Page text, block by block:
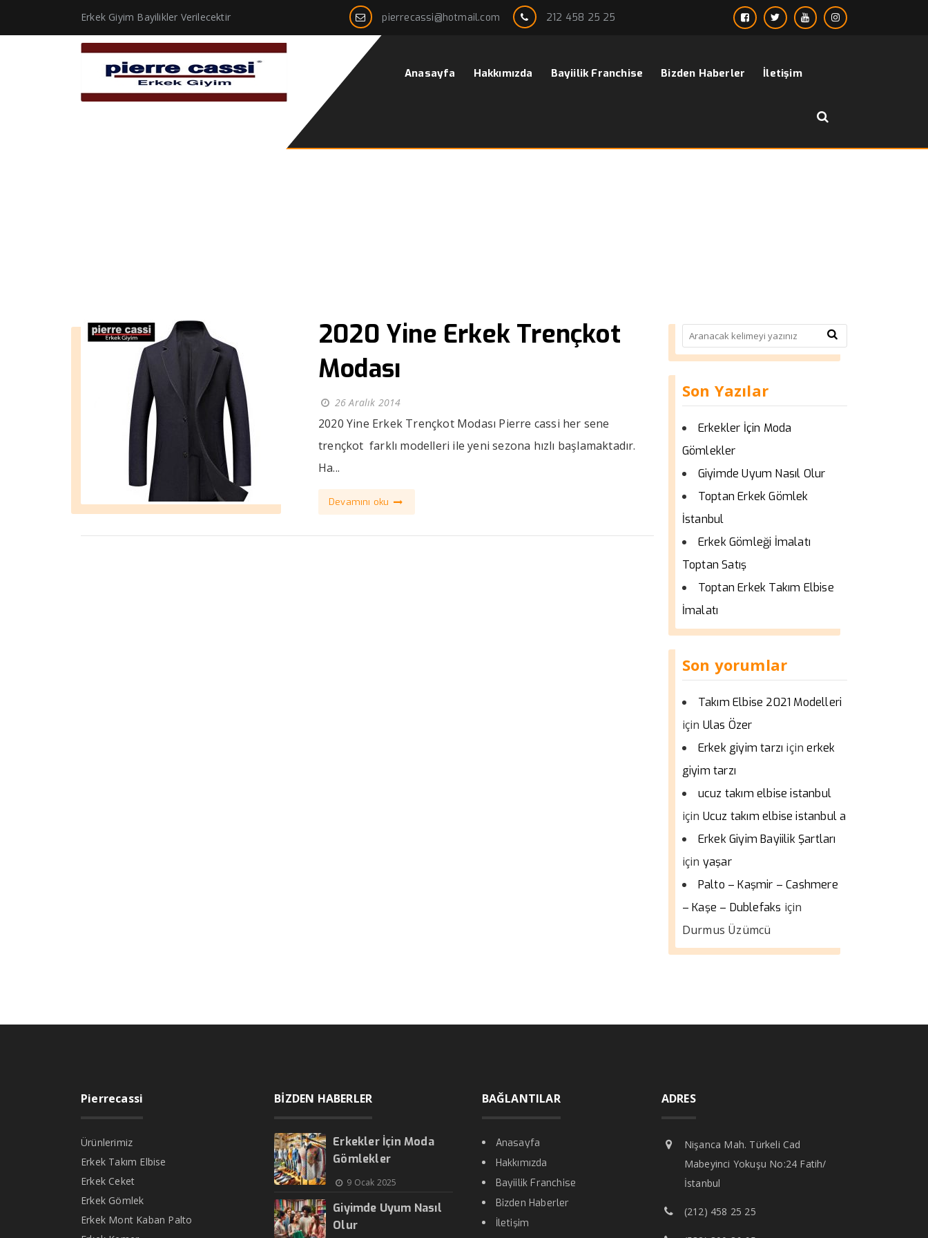
Erkek Giyim Bayilikler Verilecektir pierrecassi@hotmail.com 212 458 25 25
Anasayfa Hakkımızda Bayiilik Franchise Bizden Haberler İletişim
2020 Yine Erkek Trençkot
Modası
26 Aralık 2014
2020 Yine Erkek Trençkot Modası Pierre cassi her sene
trençkot farklı modelleri ile yeni sezona hızlı başlamaktadır.
Ha...
Devamını oku
Son Yazılar
Erkekler İçin Moda
Gömlekler
Giyimde Uyum Nasıl Olur
Toptan Erkek Gömlek
İstanbul
Erkek Gömleği İmalatı
Toptan Satış
Toptan Erkek Takım Elbise
İmalatı
Son yorumlar
Takım Elbise 2021 Modelleri
için Ulas Özer
Erkek giyim tarzı içinerkek
giyim tarzı
ucuz takım elbise istanbul
için Ucuz takım elbise istanbul a
Erkek Giyim Bayiilik Şartları
için yaşar
Palto – Kaşmir – Cashmere
– Kaşe – Dublefaks için
Durmus Üzümcü
Pierrecassi
Ürünlerimiz
Erkek Takım Elbise
Erkek Ceket
Erkek Gömlek
Erkek Mont Kaban Palto
BİZDEN HABERLER
Erkekler İçin Moda
Gömlekler
9 Ocak 2025
Giyimde Uyum Nasıl
Olur
BAĞLANTILAR
Anasayfa
Hakkımızda
Bayiilik Franchise
Bizden Haberler
İletişim
ADRES
Nişanca Mah. Türkeli Cad
Mabeyinci Yokuşu No:24 Fatih/
İstanbul
(212) 458 25 25